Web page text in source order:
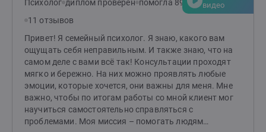
ждёт? Эффективные инструменты, глубокая
поддержка и новый взгляд на привычные проблемы.
Вместе мы найдём ответы и сделаем вашу жизнь
легче, гармоничнее и счастливее. Готовы к первым
шагам? Создайте заявку, и мы начнём ваш путь к
переменам!
видео
Психолог диплом проверен помогла 89 клиентам
11 отзывов
Привет! Я семейный психолог. Я знаю, какого вам
ощущать себя неправильным. И также знаю, что на
самом деле с вами всё так! Консультации проходят
мягко и бережно. На них можно проявлять любые
эмоции, которые хочется, они важны для меня. Мне
важно, чтобы по итогам работы со мной клиент мог
научиться самостоятельно справляться с
проблемами. Моя миссия – помогать людям